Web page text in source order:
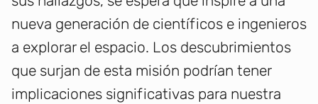
nueva generación de científicos e ingenieros
a explorar el espacio. Los descubrimientos
que surjan de esta misión podrían tener
implicaciones significativas para nuestra